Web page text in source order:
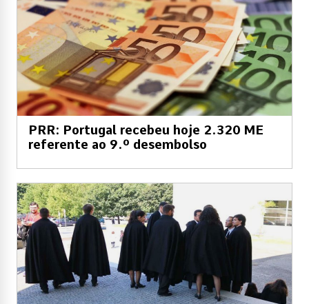
PRR: Portugal recebeu hoje 2.320 ME
referente ao 9.º desembolso